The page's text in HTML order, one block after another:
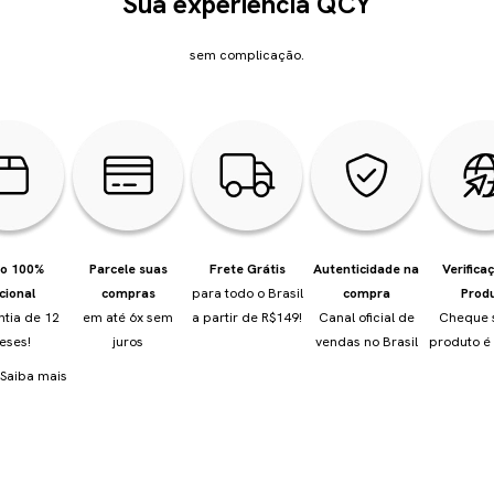
sem complicação.
100%
de 12
Parcele suas
compras
em até 6x sem
juros
Frete Grátis
para todo o Brasil
a partir de R$149!
Autenticidade na
compra
Canal oficial de
vendas no Brasil
Cheque
produto é
Saiba mais